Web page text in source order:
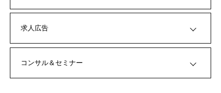
求人広告
コンサル＆セミナー